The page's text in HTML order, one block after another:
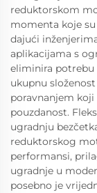
reduktorskom
momenta koje
dajući
aplikacijama s
eliminira potrebu
ukupnu
poravnanjem
pouzdanost.
ugradnju
reduktorskog
performansi,
ugradnje u
posebno je